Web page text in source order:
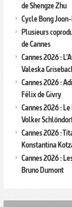
de Shengze Zhu
Cycle Bong
Plusieurs
de Cannes
Cannes 2026 :
Valeska
Cannes 2026 :
Félix de Givry
Cannes 2026 :
Volker
Cannes 2026 :
Konstantina
Cannes 2026 :
Bruno Dumont